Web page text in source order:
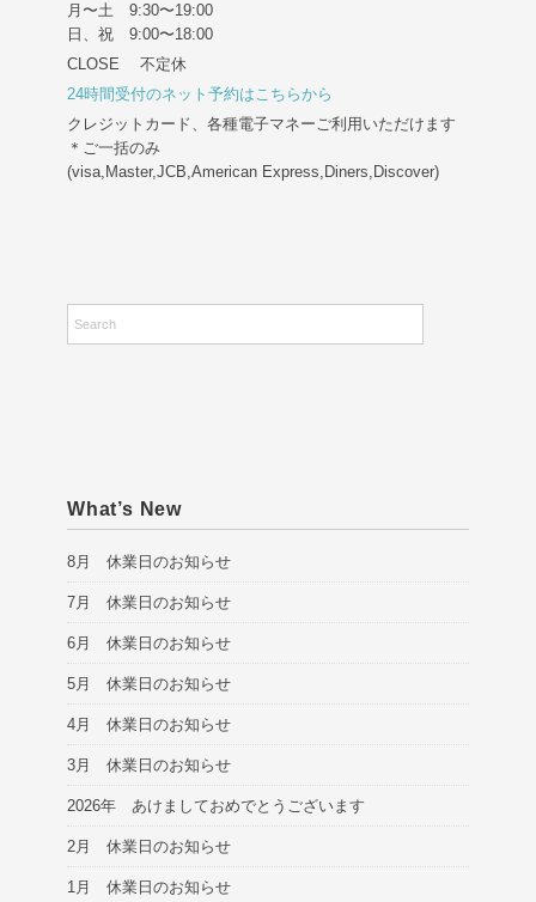
月〜土 9:30〜19:00
日、祝 9:00〜18:00
CLOSE 不定休
24時間受付のネット予約はこちらから
クレジットカード、各種電子マネーご利用いただけます
＊ご一括のみ
(visa,Master,JCB,American Express,Diners,Discover)
What’s New
8月 休業日のお知らせ
7月 休業日のお知らせ
6月 休業日のお知らせ
5月 休業日のお知らせ
4月 休業日のお知らせ
3月 休業日のお知らせ
2026年 あけましておめでとうございます
2月 休業日のお知らせ
1月 休業日のお知らせ